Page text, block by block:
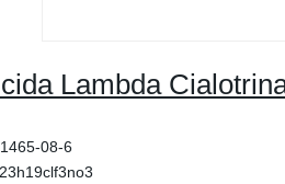
Lambda
08-6